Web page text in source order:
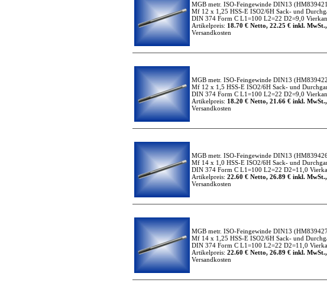
MGB metr. ISO-Feingewinde DIN13
Mf 12 x 1,25 HSS-E ISO2/6H Sack- und
DIN 374 Form C L1=100 L2=22 D2=9,0
Artikelpreis: 18.70 € Netto, 22.25 € inkl. MwSt.,
Versandkosten
MGB metr. ISO-Feingewinde DIN13
Mf 12 x 1,5 HSS-E ISO2/6H Sack- und
DIN 374 Form C L1=100 L2=22 D2=9,0
Artikelpreis: 18.20 € Netto, 21.66 € inkl. MwSt.,
Versandkosten
MGB metr. ISO-Feingewinde DIN13
Mf 14 x 1,0 HSS-E ISO2/6H Sack- und
DIN 374 Form C L1=100 L2=22 D2=11,0
Artikelpreis: 22.60 € Netto, 26.89 € inkl. MwSt.,
Versandkosten
MGB metr. ISO-Feingewinde DIN13
Mf 14 x 1,25 HSS-E ISO2/6H Sack- und
DIN 374 Form C L1=100 L2=22 D2=11,0
Artikelpreis: 22.60 € Netto, 26.89 € inkl. MwSt.,
Versandkosten